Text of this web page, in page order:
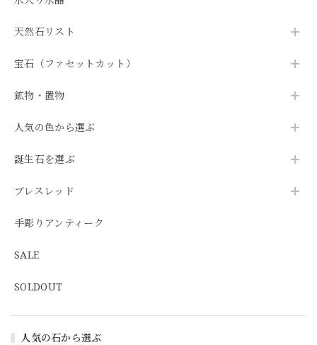
天然石リスト
宝石（ファセットカット）
鉱物・置物
人気の色から選ぶ
誕生石を選ぶ
ブレスレッド
手彫りアンティーク
SALE
SOLDOUT
人気の石から選ぶ